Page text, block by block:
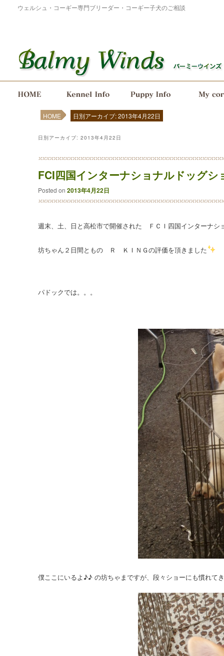
ウェルシュ・コーギー専門ブリーダー・コーギー子犬のご相談
メインコンテンツへ移動
サブコンテンツへ移動
HOME 日別アーカイブ: 2013年4月22日
日別アーカイブ: 2013年4月22日
FCI四国インターナショナルドッグシ
Posted on 2013年4月22日
週末、土、日と高松市で開催された ＦＣＩ四国インターナシ
坊ちゃん２日間ともの Ｒ ＫＩＮＧの評価を頂きました
パドックでは。。。
僕ここにいるよ♪♪ の坊ちゃまですが、段々ショーにも慣れて